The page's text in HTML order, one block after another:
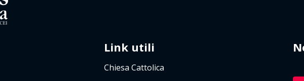
Link utili
Chiesa Cattolica